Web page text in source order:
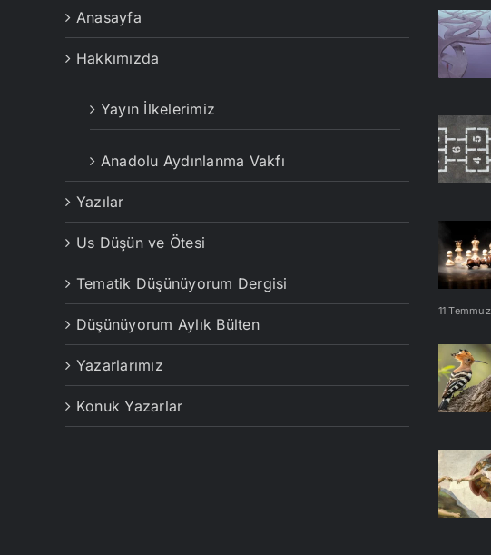
Anasayfa
Hakkımızda
Yayın İlkelerimiz
Anadolu Aydınlanma Vakfı
Yazılar
Us Düşün ve Ötesi
Tematik Düşünüyorum Dergisi
Düşünüyorum Aylık Bülten
Yazarlarımız
Konuk Yazarlar
11